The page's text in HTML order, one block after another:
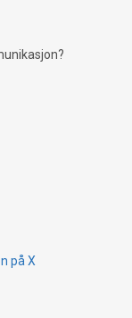
på X